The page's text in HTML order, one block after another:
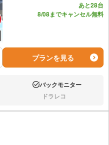
あと28台
8/08までキャンセル無料
プランを見る
あり:バックモニター
なし:ドラレコ